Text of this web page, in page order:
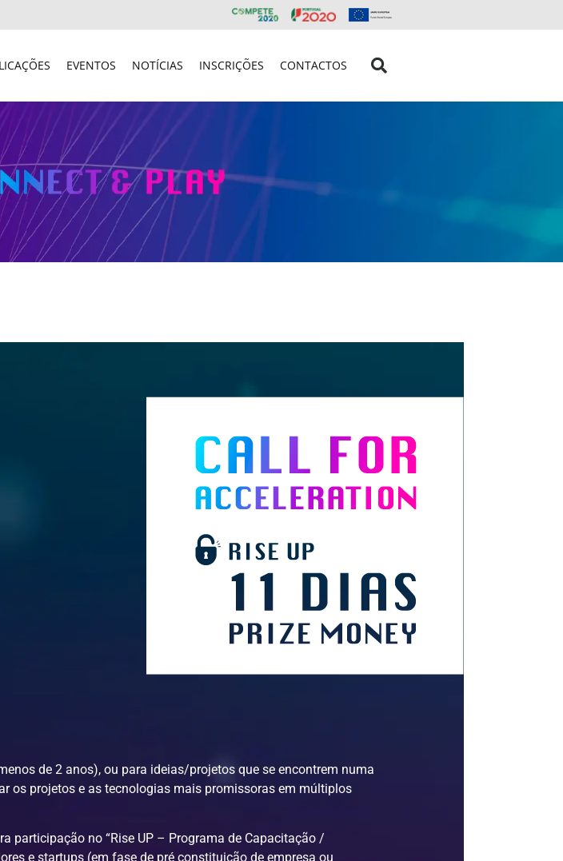
EVENTOS NOTÍCIAS INSCRIÇÕES CONTACTOS
de 2 anos), ou para ideias/projetos que se encontrem numa
os projetos e as tecnologias mais promissoras em múltiplos
participação no “Rise UP – Programa de Capacitação /
e startups (em fase de pré constituição de empresa ou